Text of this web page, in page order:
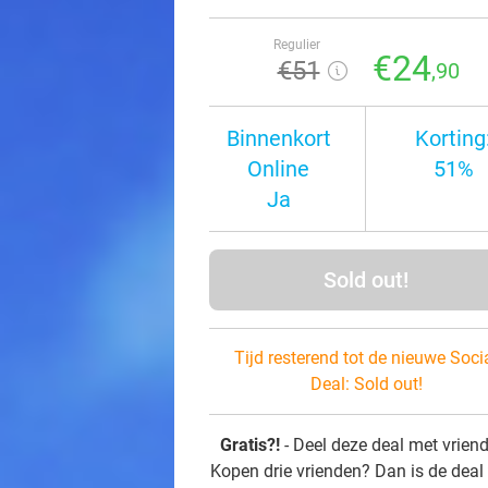
Regulier
€51 €24,90
Binnenkort
Online
Ja
51%
Sold out!
Tijd resterend tot de nieuwe
Deal: Sold out!
Gratis?! - Deel deze deal met
Kopen drie vrienden? Dan is de